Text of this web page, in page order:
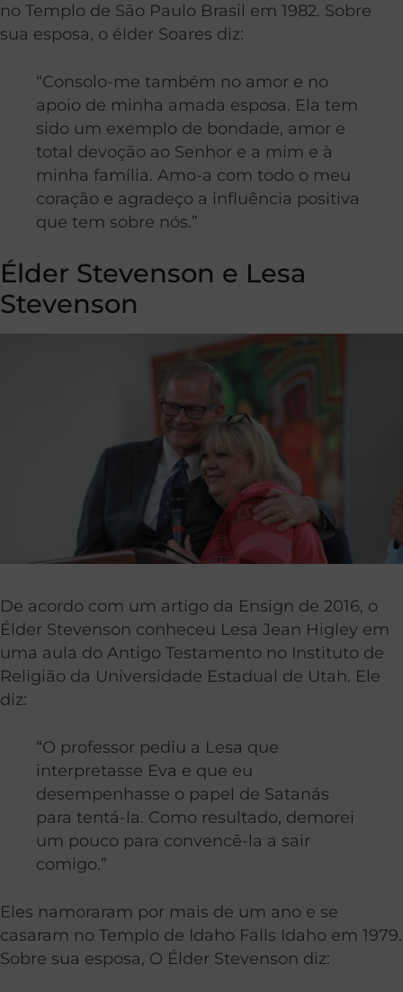
no Templo de São Paulo Brasil em 1982. Sobre
sua esposa, o élder Soares diz:
“Consolo-me também no amor e no
apoio de minha amada esposa. Ela tem
sido um exemplo de bondade, amor e
total devoção ao Senhor e a mim e à
minha família. Amo-a com todo o meu
coração e agradeço a influência positiva
que tem sobre nós.”
Élder Stevenson e Lesa
Stevenson
De acordo com um artigo da Ensign de 2016, o
Élder Stevenson conheceu Lesa Jean Higley em
uma aula do Antigo Testamento no Instituto de
Religião da Universidade Estadual de Utah. Ele
diz:
“O professor pediu a Lesa que
interpretasse Eva e que eu
desempenhasse o papel de Satanás
para tentá-la. Como resultado, demorei
um pouco para convencê-la a sair
comigo.”
Eles namoraram por mais de um ano e se
casaram no Templo de Idaho Falls Idaho em 1979.
Sobre sua esposa, O Élder Stevenson diz: